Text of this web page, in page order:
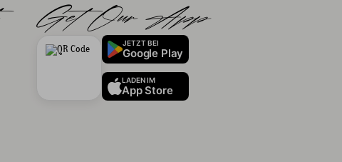
Get Our App
JETZT BEI
Google Play
LADEN IM
App Store